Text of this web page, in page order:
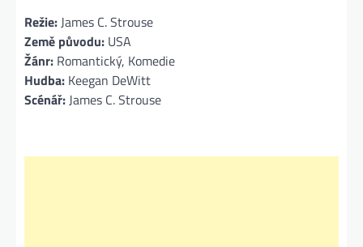
Režie: James C. Strouse
Země původu: USA
Žánr: Romantický, Komedie
Hudba: Keegan DeWitt
Scénář: James C. Strouse